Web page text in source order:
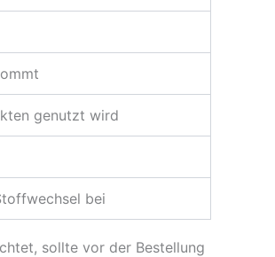
genutzt wird
bei
sollte vor der Bestellung